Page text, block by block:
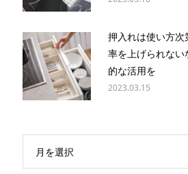
押入れは使い方次
率を上げられない
的な活用を
2023.03.15
月を選択